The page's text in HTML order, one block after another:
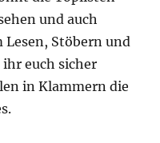
und auch
Lesen, Stöbern und
euch sicher
in Klammern die